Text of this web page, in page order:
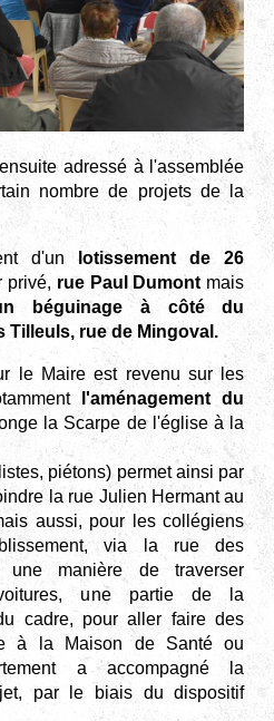
adressé à l'assemblée
nombre de projets de la
d'un lotissement de 26
privé, rue Paul Dumont mais
béguinage à côté du
Tilleuls, rue de Mingoval.
le Maire est revenu sur les
l'aménagement du
la Scarpe de l'église à la
piétons) permet ainsi par
la rue Julien Hermant au
aussi, pour les collégiens
via la rue des
une manière de traverser
une partie de la
cadre, pour aller faire des
à la Maison de Santé ou
a accompagné la
par le biais du dispositif